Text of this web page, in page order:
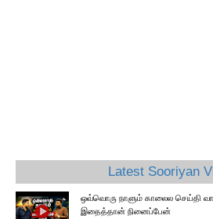
Latest Sooriyan
ஒவ்வொரு நாளும் காலைல செய்தி
இதைத்தான் நினைப்பேன்